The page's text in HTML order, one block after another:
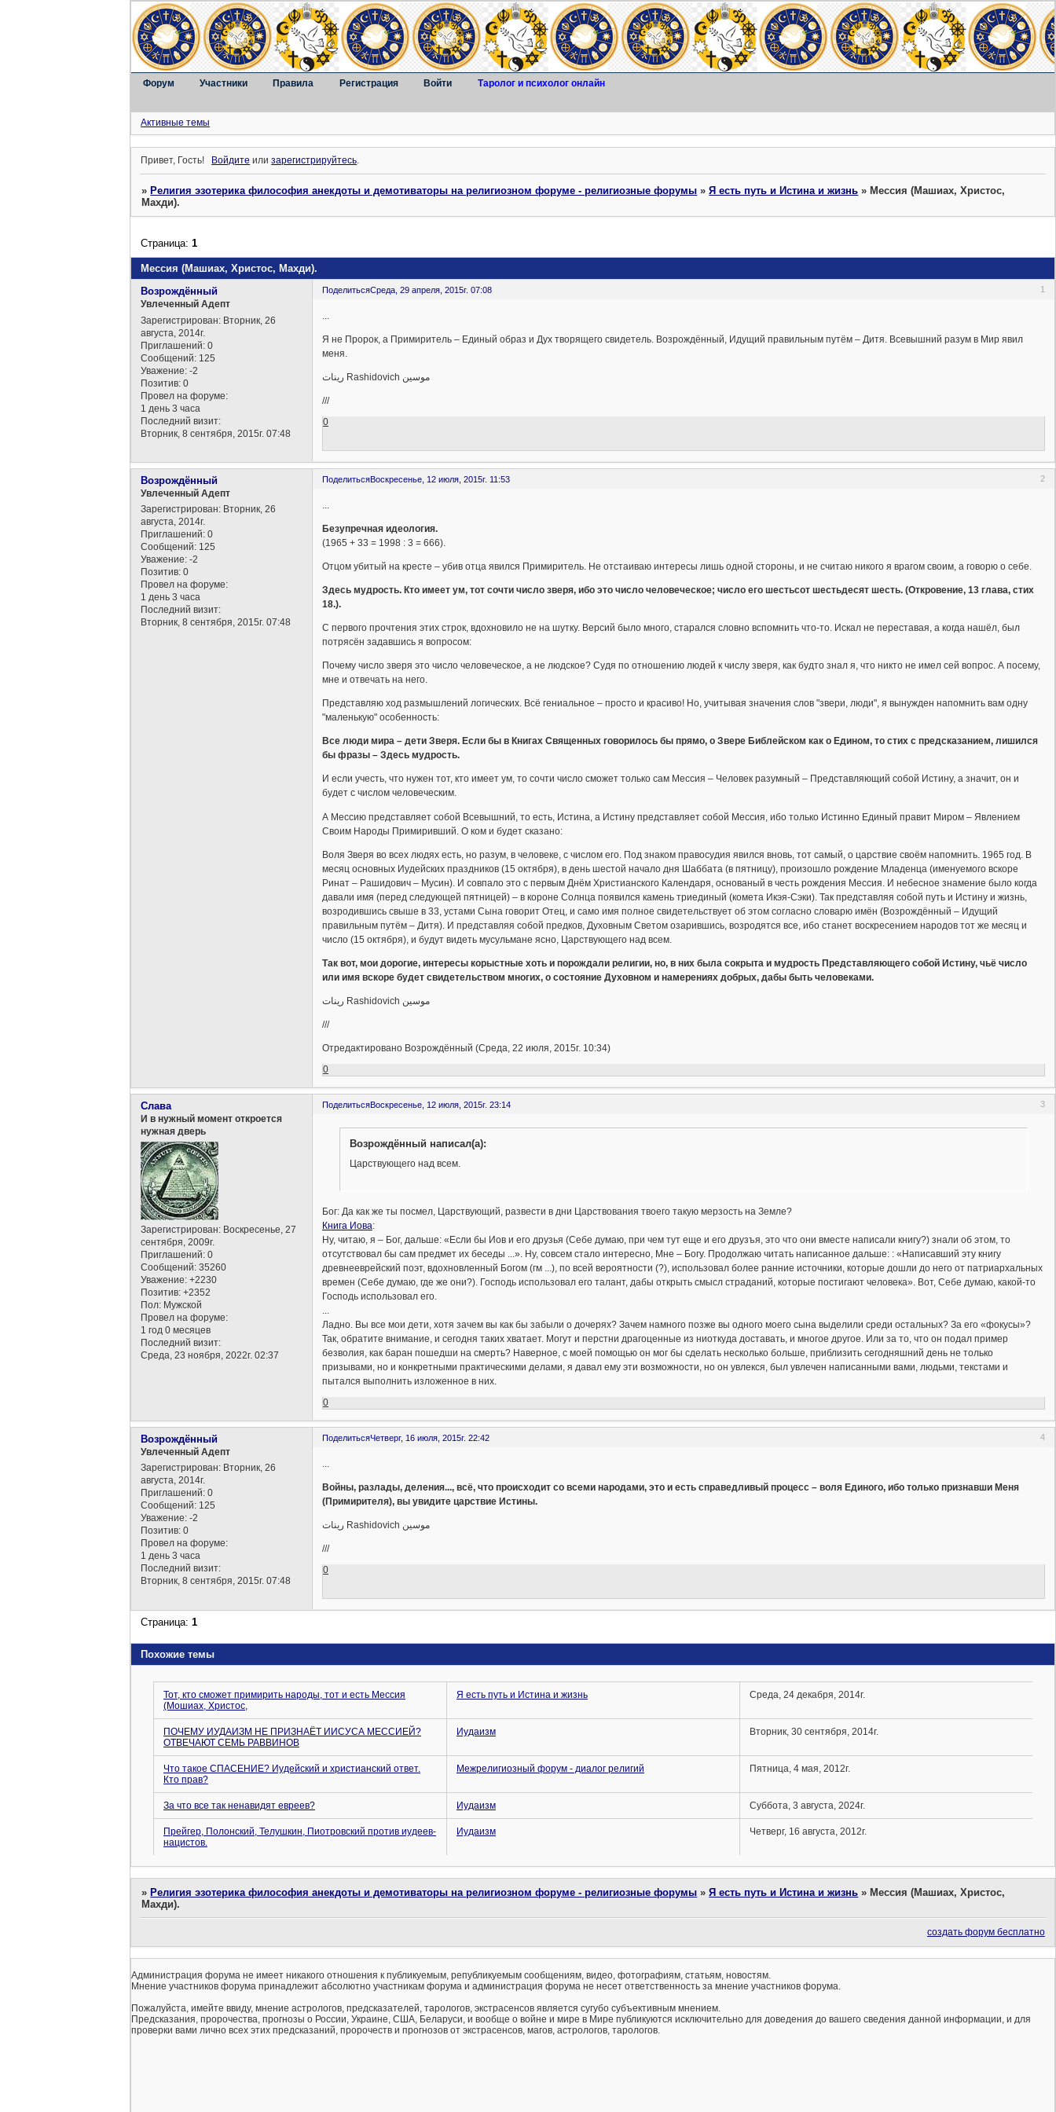
Форум Участники Правила Регистрация Войти Таролог и психолог онлайн
Активные темы
Привет, Гость! Войдите илизарегистрируйтесь.
»Религия эзотерика философия анекдоты и демотиваторы на религиозном форуме - религиозные форумы »Я есть путь и Истина и жизнь »Мессия (Машиах, Христос,
Махди).
Мессия (Машиах, Христос, Махди).
Страница:1
Поделиться 1
Среда, 29 апреля, 2015г. 07:08
Возрождённый
Увлеченный Адепт
Зарегистрирован: Вторник, 26
августа, 2014г.
Приглашений: 0
Сообщений: 125
Уважение: -2
Позитив: 0
Провел на форуме:
1 день 3 часа
Последний визит:
Вторник, 8 сентября, 2015г. 07:48
...
Я не Пророк, а Примиритель – Единый образ и Дух творящего свидетель. Возрождённый, Идущий правильным путём – Дитя. Всевышний разум в Мир явил
меня.
رينات Rashidovich موسين
///
0
Поделиться 2
Воскресенье, 12 июля, 2015г. 11:53
Возрождённый
Увлеченный Адепт
Зарегистрирован: Вторник, 26
августа, 2014г.
Приглашений: 0
Сообщений: 125
Уважение: -2
Позитив: 0
Провел на форуме:
1 день 3 часа
Последний визит:
Вторник, 8 сентября, 2015г. 07:48
Безупречная идеология.
(1965 + 33 = 1998 : 3 = 666).
Отцом убитый на кресте – убив отца явился Примиритель. Не отстаиваю интересы лишь одной стороны, и не считаю никого я врагом своим, а говорю о себе.
Здесь мудрость. Кто имеет ум, тот сочти число зверя, ибо это число человеческое; число его шестьсот шестьдесят шесть. (Откровение, 13 глава, стих
18.).
С первого прочтения этих строк, вдохновило не на шутку. Версий было много, старался словно вспомнить что-то. Искал не переставая, а когда нашёл, был
потрясён задавшись я вопросом:
Почему число зверя это число человеческое, а не людское? Судя по отношению людей к числу зверя, как будто знал я, что никто не имел сей вопрос. А посему,
мне и отвечать на него.
Представляю ход размышлений логических. Всё гениальное – просто и красиво! Но, учитывая значения слов "звери, люди", я вынужден напомнить вам одну
"маленькую" особенность:
Все люди мира – дети Зверя. Если бы в Книгах Священных говорилось бы прямо, о Звере Библейском как о Едином, то стих с предсказанием, лишился
бы фразы – Здесь мудрость.
И если учесть, что нужен тот, кто имеет ум, то сочти число сможет только сам Мессия – Человек разумный – Представляющий собой Истину, а значит, он и
будет с числом человеческим.
А Мессию представляет собой Всевышний, то есть, Истина, а Истину представляет собой Мессия, ибо только Истинно Единый правит Миром – Явлением
Своим Народы Примиривший. О ком и будет сказано:
Воля Зверя во всех людях есть, но разум, в человеке, с числом его. Под знаком правосудия явился вновь, тот самый, о царствие своём напомнить. 1965 год. В
месяц основных Иудейских праздников (15 октября), в день шестой начало дня Шаббата (в пятницу), произошло рождение Младенца (именуемого вскоре
Ринат – Рашидович – Мусин). И совпало это с первым Днём Христианского Календаря, основаный в честь рождения Мессия. И небесное знамение было когда
давали имя (перед следующей пятницей) – в короне Солнца появился камень триединый (комета Икэя-Сэки). Так представляя собой путь и Истину и жизнь,
возродившись свыше в 33, устами Сына говорит Отец, и само имя полное свидетельствует об этом согласно словарю имён (Возрождённый – Идущий
правильным путём – Дитя). И представляя собой предков, Духовным Светом озарившись, возродятся все, ибо станет воскресением народов тот же месяц и
число (15 октября), и будут видеть мусульмане ясно, Царствующего над всем.
Так вот, мои дорогие, интересы корыстные хоть и порождали религии, но, в них была сокрыта и мудрость Представляющего собой Истину, чьё число
или имя вскоре будет свидетельством многих, о состояние Духовном и намерениях добрых, дабы быть человеками.
رينات Rashidovich موسين
///
Отредактировано Возрождённый (Среда, 22 июля, 2015г. 10:34)
0
Поделиться 3
Воскресенье, 12 июля, 2015г. 23:14
Слава
И в нужный момент откроется
нужная дверь
Зарегистрирован: Воскресенье, 27
сентября, 2009г.
Приглашений: 0
Сообщений: 35260
Уважение: +2230
Позитив: +2352
Пол: Мужской
Провел на форуме:
1 год 0 месяцев
Последний визит:
Среда, 23 ноября, 2022г. 02:37
Возрождённый написал(а):
Царствующего над всем.
Бог: Да как же ты посмел, Царствующий, развести в дни Царствования твоего такую мерзость на Земле?
Книга Иова:
Ну, читаю, я – Бог, дальше: «Если бы Иов и его друзья (Себе думаю, при чем тут еще и его друзъя, это что они вместе написали книгу?) знали об этом, то
отсутствовал бы сам предмет их беседы ...». Ну, совсем стало интересно, Мне – Богу. Продолжаю читать написанное дальше: : «Написавший эту книгу
древнееврейский поэт, вдохновленный Богом (гм ...), по всей вероятности (?), использовал более ранние источники, которые дошли до него от патриархальных
времен (Себе думаю, где же они?). Господь использовал его талант, дабы открыть смысл страданий, которые постигают человека». Вот, Себе думаю, какой-то
Господь использовал его.
Ладно. Вы все мои дети, хотя зачем вы как бы забыли о дочерях? Зачем намного позже вы одного моего сына выделили среди остальных? За его «фокусы»?
Так, обратите внимание, и сегодня таких хватает. Могут и перстни драгоценные из ниоткуда доставать, и многое другое. Или за то, что он подал пример
безволия, как баран пошедши на смерть? Наверное, с моей помощью он мог бы сделать несколько больше, приблизить сегодняшний день не только
призывами, но и конкретными практическими делами, я давал ему эти возможности, но он увлекся, был увлечен написанными вами, людьми, текстами и
пытался выполнить изложенное в них.
0
Поделиться 4
Четверг, 16 июля, 2015г. 22:42
Возрождённый
Увлеченный Адепт
Зарегистрирован: Вторник, 26
августа, 2014г.
Приглашений: 0
Сообщений: 125
Уважение: -2
Позитив: 0
Провел на форуме:
1 день 3 часа
Последний визит:
Вторник, 8 сентября, 2015г. 07:48
...
Войны, разлады, деления..., всё, что происходит со всеми народами, это и есть справедливый процесс – воля Единого, ибо только признавши Меня
(Примирителя), вы увидите царствие Истины.
رينات Rashidovich موسين
///
0
Страница:1
Похожие темы
Тот, кто сможет примирить народы, тот и есть Мессия
(Мошиах, Христос,
Я есть путь и Истина и жизнь Среда, 24 декабря, 2014г.
ПОЧЕМУ ИУДАИЗМ НЕ ПРИЗНАЁТ ИИСУСА МЕССИЕЙ?
ОТВЕЧАЮТ СЕМЬ РАВВИНОВ
Иудаизм Вторник, 30 сентября, 2014г.
Что такое СПАСЕНИЕ? Иудейский и христианский ответ.
Кто прав?
Межрелигиозный форум - диалог религий Пятница, 4 мая, 2012г.
За что все так ненавидят евреев? Иудаизм Суббота, 3 августа, 2024г.
Прейгер, Полонский, Телушкин, Пиотровский против иудеев-
нацистов.
Иудаизм Четверг, 16 августа, 2012г.
» Религия эзотерика философия анекдоты и демотиваторы на религиозном форуме - религиозные форумы »Я есть путь и Истина и жизнь » Мессия (Машиах, Христос,
Махди).
создать форум бесплатно
Администрация форума не имеет никакого отношения к публикуемым, републикуемым сообщениям, видео, фотографиям, статьям, новостям.
Мнение участников форума принадлежит абсолютно участникам форума и администрация форума не несет ответственность за мнение участников форума.
Пожалуйста, имейте ввиду, мнение астрологов, предсказателей, тарологов, экстрасенсов является сугубо субъективным мнением.
Предсказания, пророчества, прогнозы о России, Украине, США, Беларуси, и вообще о войне и мире в Мире публикуются исключительно для доведения до вашего сведения данной информации, и для
проверки вами лично всех этих предсказаний, пророчеств и прогнозов от экстрасенсов, магов, астрологов, тарологов.